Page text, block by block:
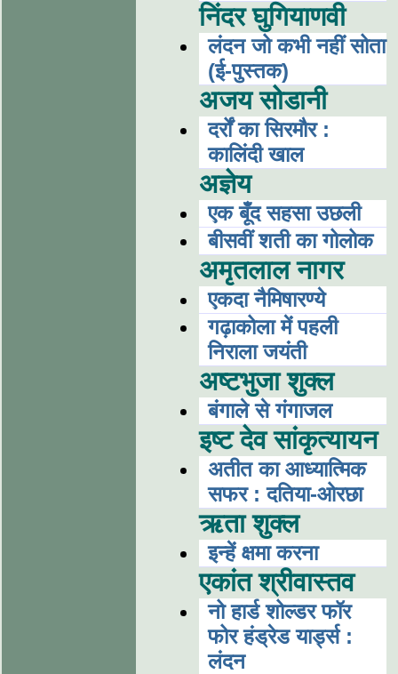
निंदर घुगियाणवी
लंदन जो कभी नहीं सोता
(ई-पुस्तक)
अजय सोडानी
दर्रों का सिरमौर :
कालिंदी खाल
अज्ञेय
एक बूँद सहसा उछली
बीसवीं शती का गोलोक
अमृतलाल नागर
एकदा नैमिषारण्ये
गढ़ाकोला में पहली
निराला जयंती
अष्‍टभुजा शुक्‍ल
बंगाले से गंगाजल
इष्ट देव सांकृत्यायन
अतीत का आध्यात्मिक
सफर : दतिया-ओरछा
ऋता शुक्ल
इन्हें क्षमा करना
एकांत श्रीवास्तव
नो हार्ड शोल्डर फॉर
फोर हंड्रेड यार्ड्स :
लंदन